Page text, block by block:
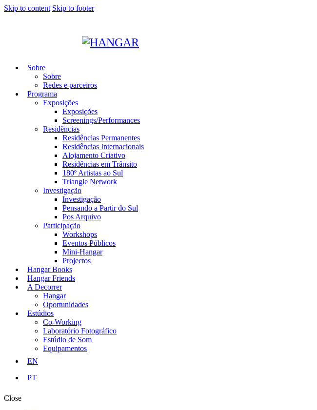
Skip to content Skip to footer
Sobre
Sobre
Redes e parceiros
Programa
Exposições
Exposições
Screenings/Performances
Residências
Residências Permanentes
Residências Internacionais
Alojamento Criativo
Residências em Trânsito
180º Artistas ao Sul
Triangle Network
Investigação
Investigação
Pensando a Partir do Sul
Pos Arquivo
Participação
Workshops
Eventos Públicos
Mini-Hangar
Projectos
Hangar Books
Hangar Friends
A Decorrer
Hangar
Oportunidades
Estúdios
Co-Working
Laboratório Fotográfico
Estúdio de Som
Equipamentos
EN
PT
Close